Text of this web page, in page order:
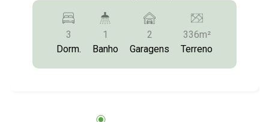
9789/9.9613-5228/3372-2528
3
Dorm.
1
Banho
2
Garagens
336m²
Terreno